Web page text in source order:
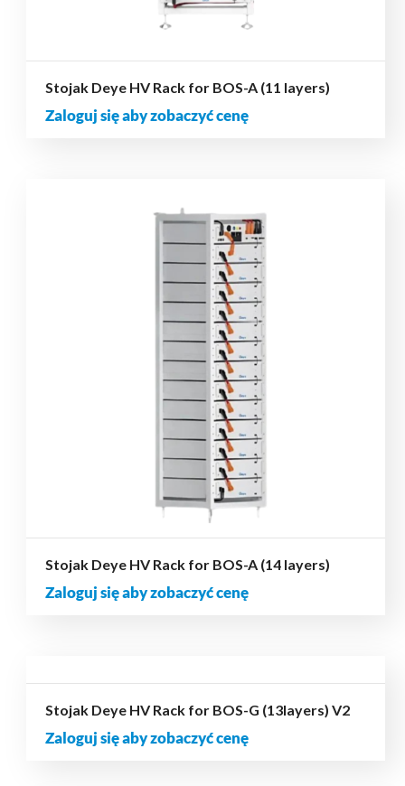
Stojak Deye HV Rack for BOS-A (11 layers)
Zaloguj się aby zobaczyć cenę
Stojak Deye HV Rack for BOS-A (14 layers)
Zaloguj się aby zobaczyć cenę
Stojak Deye HV Rack for BOS-G (13layers) V2
Zaloguj się aby zobaczyć cenę